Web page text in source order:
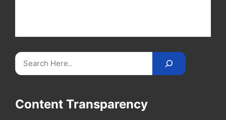
Search
Content Transparency